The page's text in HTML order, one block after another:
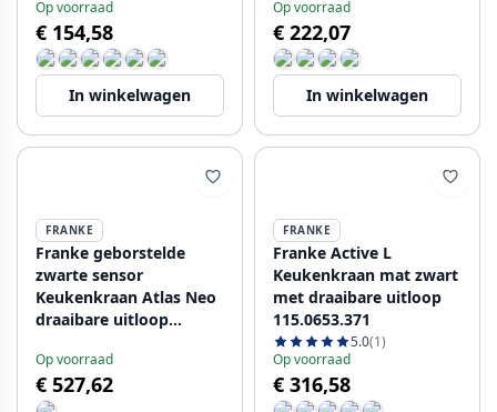
Op voorraad
€ 154,58
In winkelwagen
Op voorraad
€ 222,07
In winkelwagen
FRANKE
Franke geborstelde
zwarte sensor
Keukenkraan Atlas Neo
draaibare uitloop
Op voorraad
€ 527,62
FRANKE
Franke Active L
Keukenkraan mat zwart
met draaibare uitloop
115.0653.371
5.0(1)
Op voorraad
€ 316,58